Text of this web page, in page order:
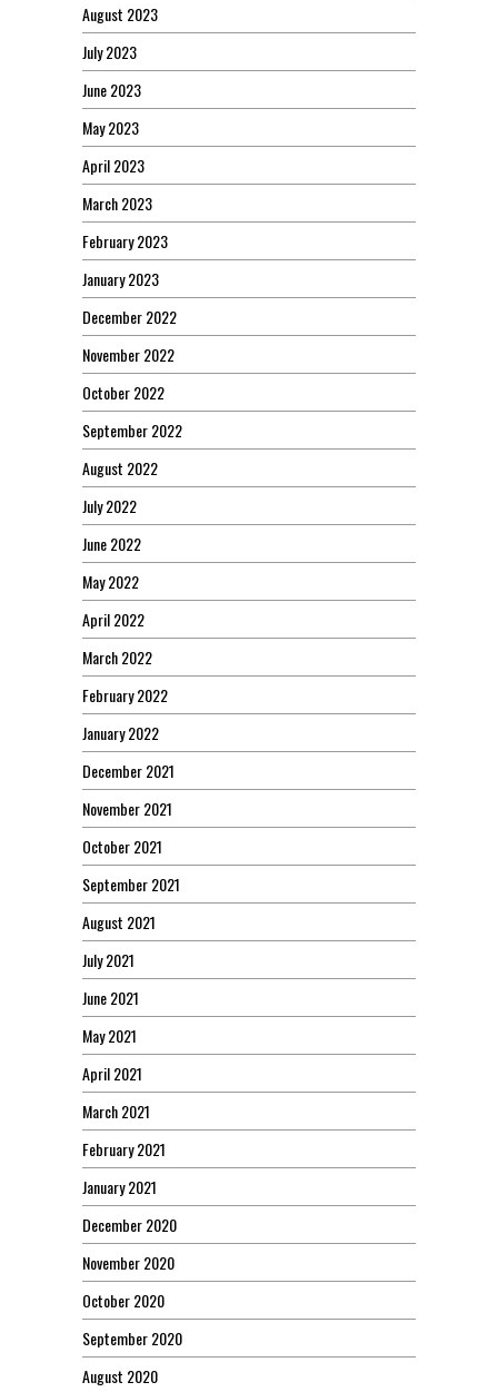
August 2023
July 2023
June 2023
May 2023
April 2023
March 2023
February 2023
January 2023
December 2022
November 2022
October 2022
September 2022
August 2022
July 2022
June 2022
May 2022
April 2022
March 2022
February 2022
January 2022
December 2021
November 2021
October 2021
September 2021
August 2021
July 2021
June 2021
May 2021
April 2021
March 2021
February 2021
January 2021
December 2020
November 2020
October 2020
September 2020
August 2020